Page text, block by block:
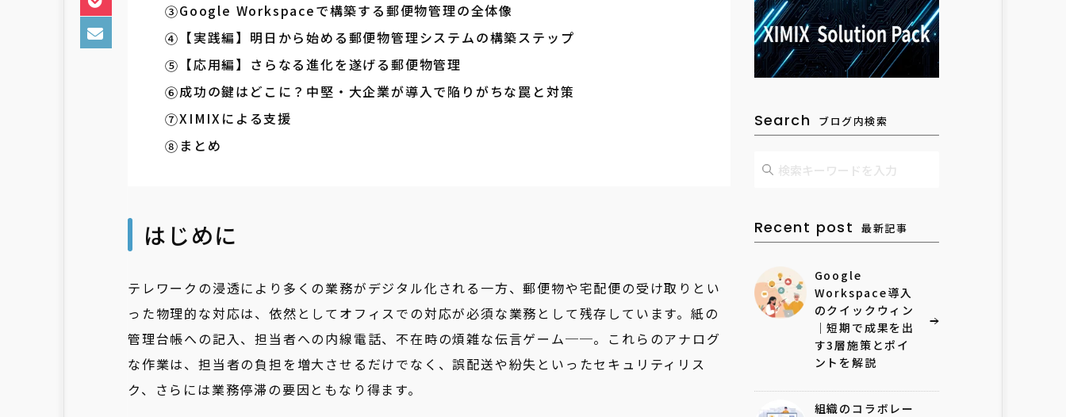
Google Workspaceで構築する郵便物管理の全体像
【実践編】明日から始める郵便物管理システムの構築ステップ
【応用編】さらなる進化を遂げる郵便物管理
成功の鍵はどこに？中堅・大企業が導入で陥りがちな罠と対策
XIMIXによる支援
まとめ
はじめに
テレワークの浸透により多くの業務がデジタル化される一方、郵便物や宅配便の受け取りとい
った物理的な対応は、依然としてオフィスでの対応が必須な業務として残存しています。紙の
管理台帳への記入、担当者への内線電話、不在時の煩雑な伝言ゲーム──。これらのアナログ
な作業は、担当者の負担を増大させるだけでなく、誤配送や紛失といったセキュリティリス
ク、さらには業務停滞の要因ともなり得ます。
Search ブログ内検索
Recent post 最新記事
Google
Workspace導入
のクイックウィン
｜短期で成果を出
す3層施策とポイ
ントを解説
組織のコラボレー